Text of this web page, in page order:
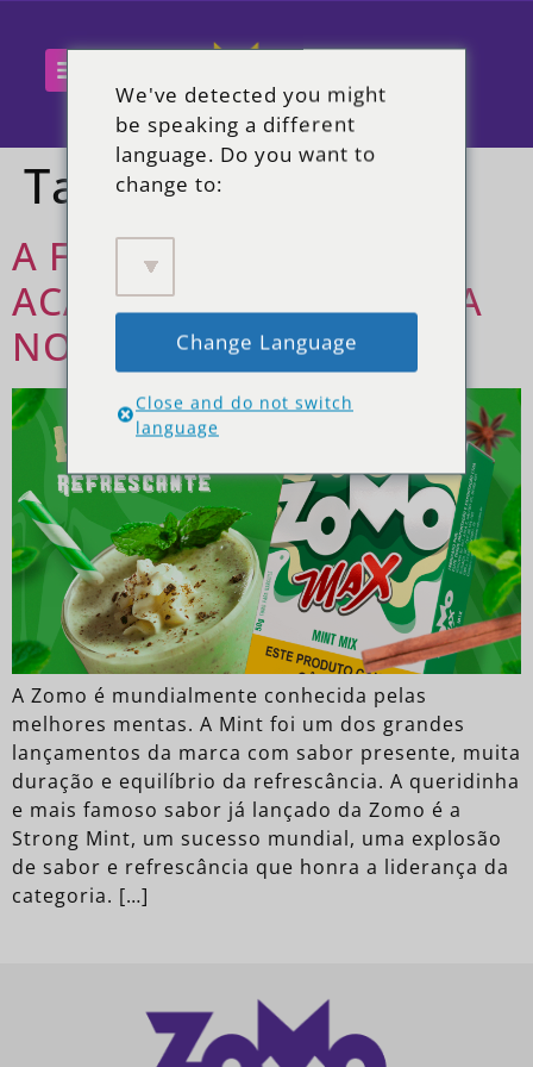
Tag:mix
A FAMILIA #ZOMOMAX
ACABA DE GANHAR UMA
NOVA INTEGRANTE!
A Zomo é mundialmente conhecida pelas
melhores mentas. A Mint foi um dos grandes
lançamentos da marca com sabor presente, muita
duração e equilíbrio da refrescância. A queridinha
e mais famoso sabor já lançado da Zomo é a
Strong Mint, um sucesso mundial, uma explosão
de sabor e refrescância que honra a liderança da
categoria. […]
We've detected you might
be speaking a different
language. Do you want to
change to:
Change Language
Close and do not switch
language